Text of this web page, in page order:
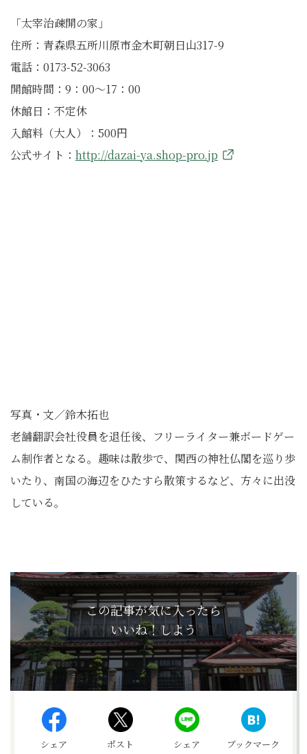
「太宰治疎開の家」
住所：青森県五所川原市金木町朝日山317-9
電話：0173-52-3063
開館時間：9：00～17：00
休館日：不定休
入館料（大人）：500円
公式サイト： http://dazai-ya.shop-pro.jp
写真・文／鈴木拓也
老舗翻訳会社役員を退任後、フリーライター兼ボードゲー
ム制作者となる。趣味は散歩で、関西の神社仏閣を巡り歩
いたり、南国の海辺をひたすら散策するなど、方々に出没
している。
この記事が気に入ったら
いいね！しよう
シェア ポスト シェア ブックマーク